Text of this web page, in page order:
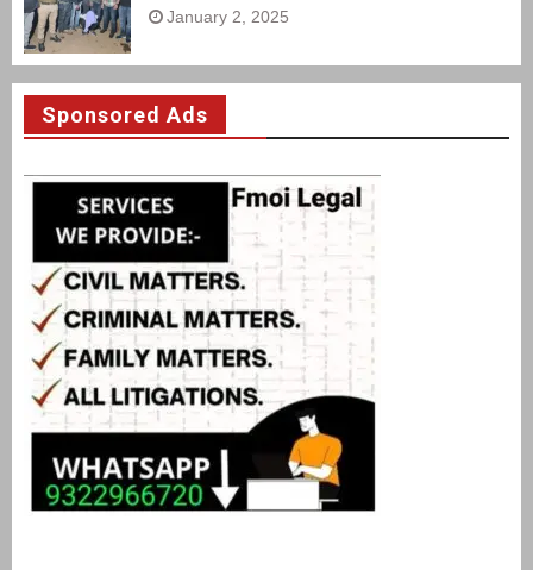
January 2, 2025
Sponsored Ads